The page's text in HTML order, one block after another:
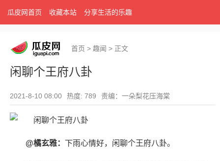
瓜皮网首页 收藏本站 分享生活的乐趣
首页 > 趣闻 > 正文
闲聊个王府八卦
2021-8-10 08:00 热度: 789 责编：一朵梨花压海棠
@橘玄雅： 下雨心情好，闲聊个王府八卦。